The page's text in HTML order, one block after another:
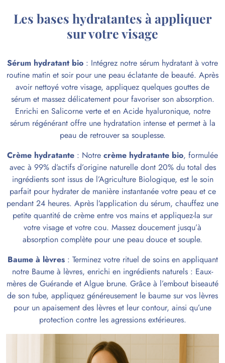
Les bases hydratantes à appliquer
sur votre visage
Sérum hydratant bio : Intégrez notre sérum hydratant à votre
routine matin et soir pour une peau éclatante de beauté. Après
avoir nettoyé votre visage, appliquez quelques gouttes de
sérum et massez délicatement pour favoriser son absorption.
Enrichi en Salicorne verte et en Acide hyaluronique, notre
sérum régénérant offre une hydratation intense et permet à la
peau de retrouver sa souplesse.
Crème hydratante : Notre crème hydratante bio, formulée
avec à 99% d’actifs d’origine naturelle dont 20% du total des
ingrédients sont issus de l’Agriculture Biologique, est le soin
parfait pour hydrater de manière instantanée votre peau et ce
pendant 24 heures. Après l’application du sérum, chauffez une
petite quantité de crème entre vos mains et appliquez-la sur
votre visage et votre cou. Massez doucement jusqu’à
absorption complète pour une peau douce et souple.
Baume à lèvres : Terminez votre rituel de soins en appliquant
notre Baume à lèvres, enrichi en ingrédients naturels : Eaux-
mères de Guérande et Algue brune. Grâce à l’embout biseauté
de son tube, appliquez généreusement le baume sur vos lèvres
pour un apaisement des lèvres et leur contour, ainsi qu’une
protection contre les agressions extérieures.